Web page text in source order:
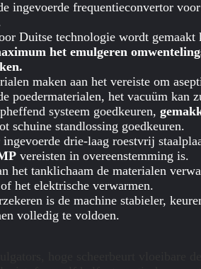
ingevoerde frequentieconvertor
Duitse technologie wordt
het emulgeren
maken aan het vereiste om
poedermaterialen, het vacuüm kan
systeem goedkeuren,
schuine standlossing goedkeuren.
drie-laag roestvrij
vereisten in overeenstemming is.
het tanklichaam de materialen
het elektrische verwarmen.
is de machine stabieler,
volledig te voldoen.